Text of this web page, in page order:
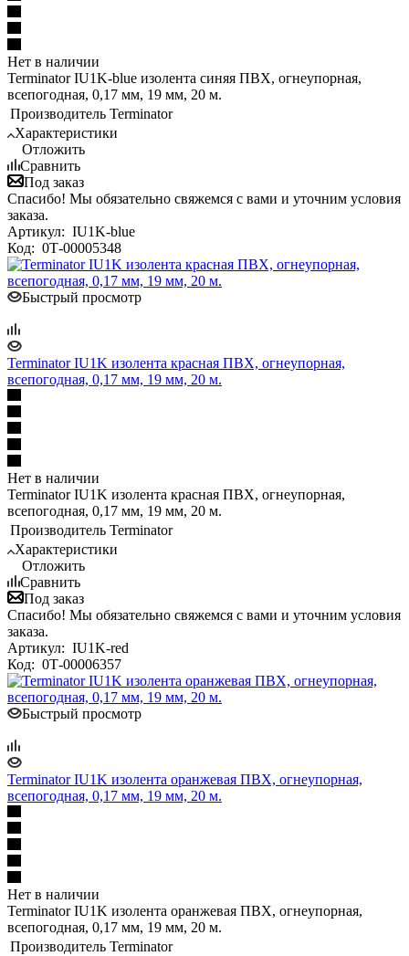
Нет в наличии
Terminator IU1K-blue изолента синяя ПВХ, огнеупорная,
всепогодная, 0,17 мм, 19 мм, 20 м.
Производитель Terminator
Характеристики
Отложить
Сравнить
Под заказ
Спасибо! Мы обязательно свяжемся с вами и уточним условия
заказа.
Артикул: IU1K-blue
Код: 0Т-00005348
Быстрый просмотр
Terminator IU1K изолента красная ПВХ, огнеупорная,
всепогодная, 0,17 мм, 19 мм, 20 м.
Нет в наличии
Terminator IU1K изолента красная ПВХ, огнеупорная,
всепогодная, 0,17 мм, 19 мм, 20 м.
Производитель Terminator
Характеристики
Отложить
Сравнить
Под заказ
Спасибо! Мы обязательно свяжемся с вами и уточним условия
заказа.
Артикул: IU1K-red
Код: 0Т-00006357
Быстрый просмотр
Terminator IU1K изолента оранжевая ПВХ, огнеупорная,
всепогодная, 0,17 мм, 19 мм, 20 м.
Нет в наличии
Terminator IU1K изолента оранжевая ПВХ, огнеупорная,
всепогодная, 0,17 мм, 19 мм, 20 м.
Производитель Terminator